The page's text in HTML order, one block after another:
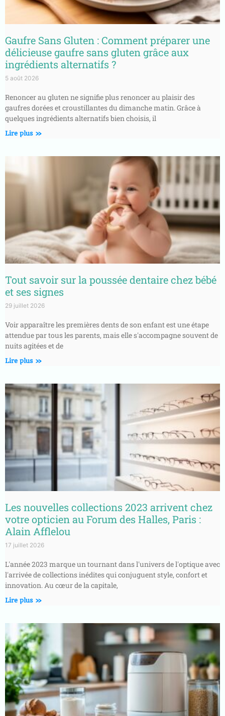
Gaufre Sans Gluten : Comment préparer une
délicieuse gaufre sans gluten grâce aux
ingrédients alternatifs ?
5 août 2026
Renoncer au gluten ne signifie plus renoncer au plaisir des
gaufres dorées et croustillantes du dimanche matin. Grâce à
quelques ingrédients alternatifs bien choisis, il
Lire plus »
Tout savoir sur la poussée dentaire chez bébé
et ses signes
29 juillet 2026
Voir apparaître les premières dents de son enfant est une étape
attendue par tous les parents, mais elle s'accompagne souvent de
nuits agitées et de
Lire plus »
Les nouvelles collections 2023 arrivent chez
votre opticien au Forum des Halles, Paris :
Alain Afflelou
17 juillet 2026
L'année 2023 marque un tournant dans l'univers de l'optique avec
l'arrivée de collections inédites qui conjuguent style, confort et
innovation. Au cœur de la capitale,
Lire plus »